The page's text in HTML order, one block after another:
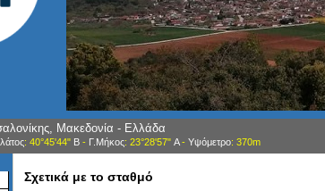
Μακεδονία - Ελλάδα
: 40°45'44" Β- Γ.Μήκος: 23°28'57" Α- Υψόμετρο: 370m
Σχετικά με το σταθμό